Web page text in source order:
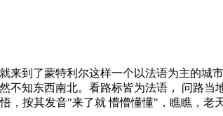
到了蒙特利尔这样一个以法语为主的城市
不知东西南北。看路标皆为法语， 问路
，按其发音"来了就 懵懵懂懂"，瞧瞧，老